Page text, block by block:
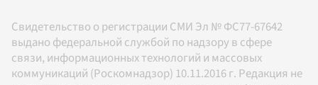
Свидетельство о регистрации СМИ Эл № ФС77-67642
выдано федеральной службой по надзору в сфере
связи, информационных технологий и массовых
коммуникаций (Роскомнадзор) 10.11.2016 г. Редакция не